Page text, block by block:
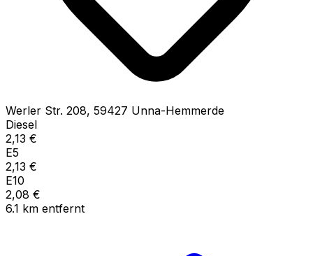
Werler Str. 208, 59427 Unna-Hemmerde
Diesel
2,13 €
E5
2,13 €
E10
2,08 €
6.1 km entfernt